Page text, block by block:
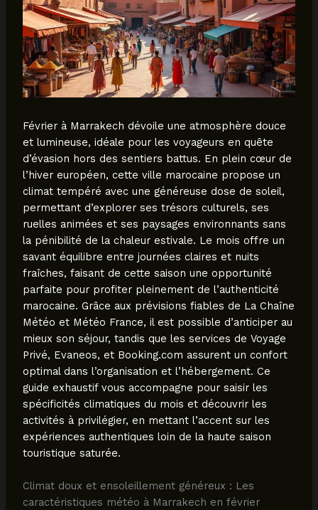
Février à Marrakech dévoile une atmosphère douce
et lumineuse, idéale pour les voyageurs en quête
d’évasion hors des sentiers battus. En plein cœur de
l’hiver européen, cette ville marocaine propose un
climat tempéré avec une généreuse dose de soleil,
permettant d’explorer ses trésors culturels, ses
ruelles animées et ses paysages environnants sans
la pénibilité de la chaleur estivale. Le mois offre un
savant équilibre entre journées claires et nuits
fraîches, faisant de cette saison une opportunité
parfaite pour profiter pleinement de l’authenticité
marocaine. Grâce aux prévisions fiables de La Chaîne
Météo et Météo France, il est possible d’anticiper au
mieux son séjour, tandis que les services de Voyage
Privé, Evaneos, et Booking.com assurent un confort
optimal dans l’organisation et l’hébergement. Ce
guide exhaustif vous accompagne pour saisir les
spécificités climatiques du mois et découvrir les
activités à privilégier, en mettant l’accent sur les
expériences authentiques loin de la haute saison
touristique saturée.
Climat doux et ensoleillement généreux : Les
caractéristiques météo à Marrakech en février